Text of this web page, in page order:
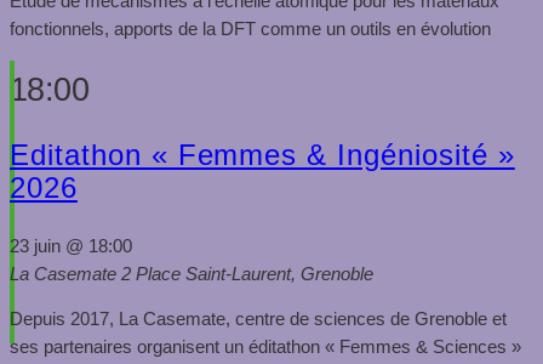
fonctionnels, apports de la DFT comme un outils en évolution
18:00
Editathon « Femmes & Ingéniosité »
2026
23 juin @ 18:00
La Casemate 2 Place Saint-Laurent, Grenoble
Depuis 2017, La Casemate, centre de sciences de Grenoble et
ses partenaires organisent un éditathon « Femmes & Sciences »